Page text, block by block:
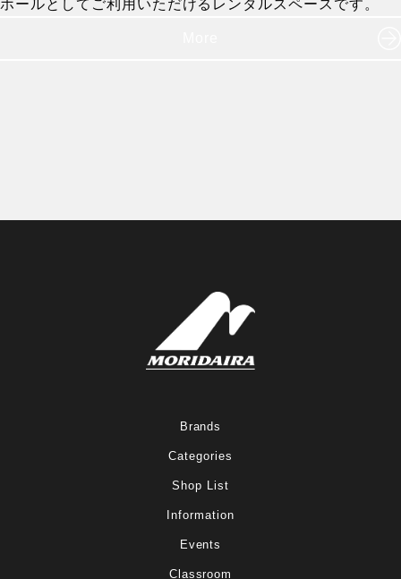
ホールとしてご利用いただけるレンタルスペースです。
Brands
Categories
Shop List
Information
Events
Classroom